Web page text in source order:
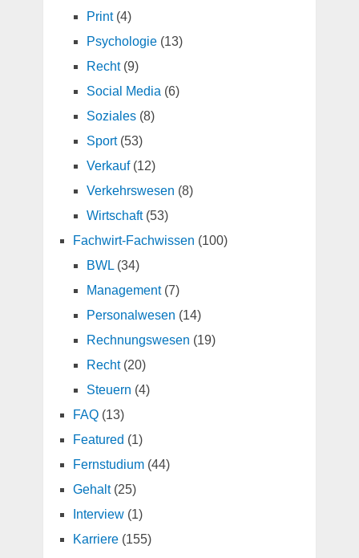
Print(4)
Psychologie(13)
Recht(9)
Social Media(6)
Soziales(8)
Sport(53)
Verkauf(12)
Verkehrswesen (8)
Wirtschaft(53)
Fachwirt-Fachwissen (100)
BWL(34)
Management(7)
Personalwesen (14)
Rechnungswesen (19)
Recht(20)
Steuern (4)
FAQ(13)
Featured (1)
Fernstudium(44)
Gehalt(25)
Interview(1)
Karriere(155)